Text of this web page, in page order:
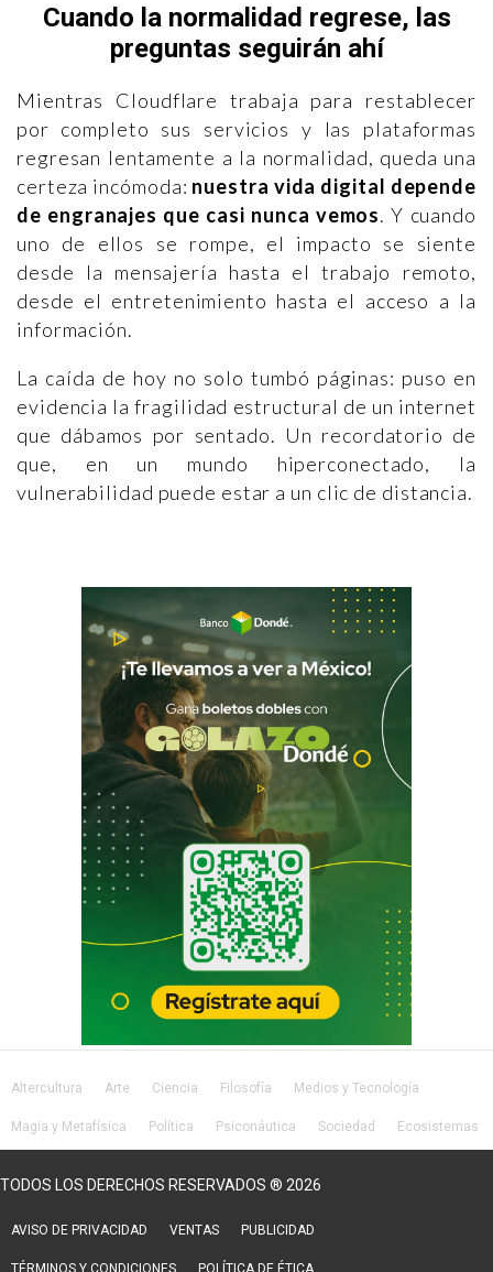
Cuando la normalidad regrese, las
preguntas seguirán ahí
Mientras Cloudflare trabaja para restablecer
por completo sus servicios y las plataformas
regresan lentamente a la normalidad, queda una
certeza incómoda: nuestra vida digital depende
de engranajes que casi nunca vemos. Y cuando
uno de ellos se rompe, el impacto se siente
desde la mensajería hasta el trabajo remoto,
desde el entretenimiento hasta el acceso a la
información.
La caída de hoy no solo tumbó páginas: puso en
evidencia la fragilidad estructural de un internet
que dábamos por sentado. Un recordatorio de
que, en un mundo hiperconectado, la
vulnerabilidad puede estar a un clic de distancia.
Altercultura Arte Ciencia Filosofía Medios y Tecnología
Magia y Metafísica Política Psiconáutica Sociedad Ecosistemas
TODOS LOS DERECHOS RESERVADOS ® 2026
AVISO DE PRIVACIDAD VENTAS PUBLICIDAD
TÉRMINOS Y CONDICIONES POLÍTICA DE ÉTICA